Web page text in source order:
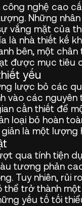
nghệ cao
Những
vắng mặt của
là nhà thiết kế
bên, một chân
được mục tiêu
yếu
lược bỏ các
vào các
cần thiết để
loại bỏ hoàn
là một
qua tính tiện
tương phản
Tuy nhiên, rủi
trở thành
yếu tố tối